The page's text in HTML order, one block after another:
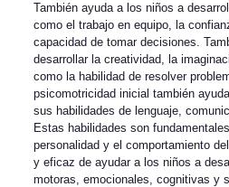
También ayuda a los niños a
como el trabajo en equipo, la
capacidad de tomar decisiones.
desarrollar la creatividad, la
como la habilidad de resolver
psicomotricidad inicial también
sus habilidades de lenguaje,
Estas habilidades son
personalidad y el comportamiento
y eficaz de ayudar a los niños a
motoras, emocionales, cognitivas y